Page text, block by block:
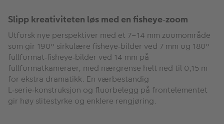
Slipp kreativiteten løs med en fisheye‑zoom
Utforsk nye perspektiver med et 7–14 mm zoomområde
som gir 190° sirkulære fisheye‑bilder ved 7 mm og 180°
fullformat‑fisheye‑bilder ved 14 mm på
fullformatkameraer, med nærgrense helt ned til 0,15 m
for ekstra dramatikk. En værbestandig
L‑serie‑konstruksjon og fluorbelegg på frontelementet
gir høy slitestyrke og enklere rengjøring.